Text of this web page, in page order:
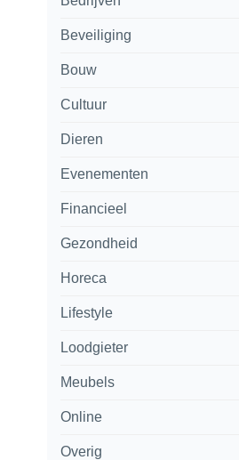
Beveiliging
Bouw
Cultuur
Dieren
Evenementen
Financieel
Gezondheid
Horeca
Lifestyle
Loodgieter
Meubels
Online
Overig